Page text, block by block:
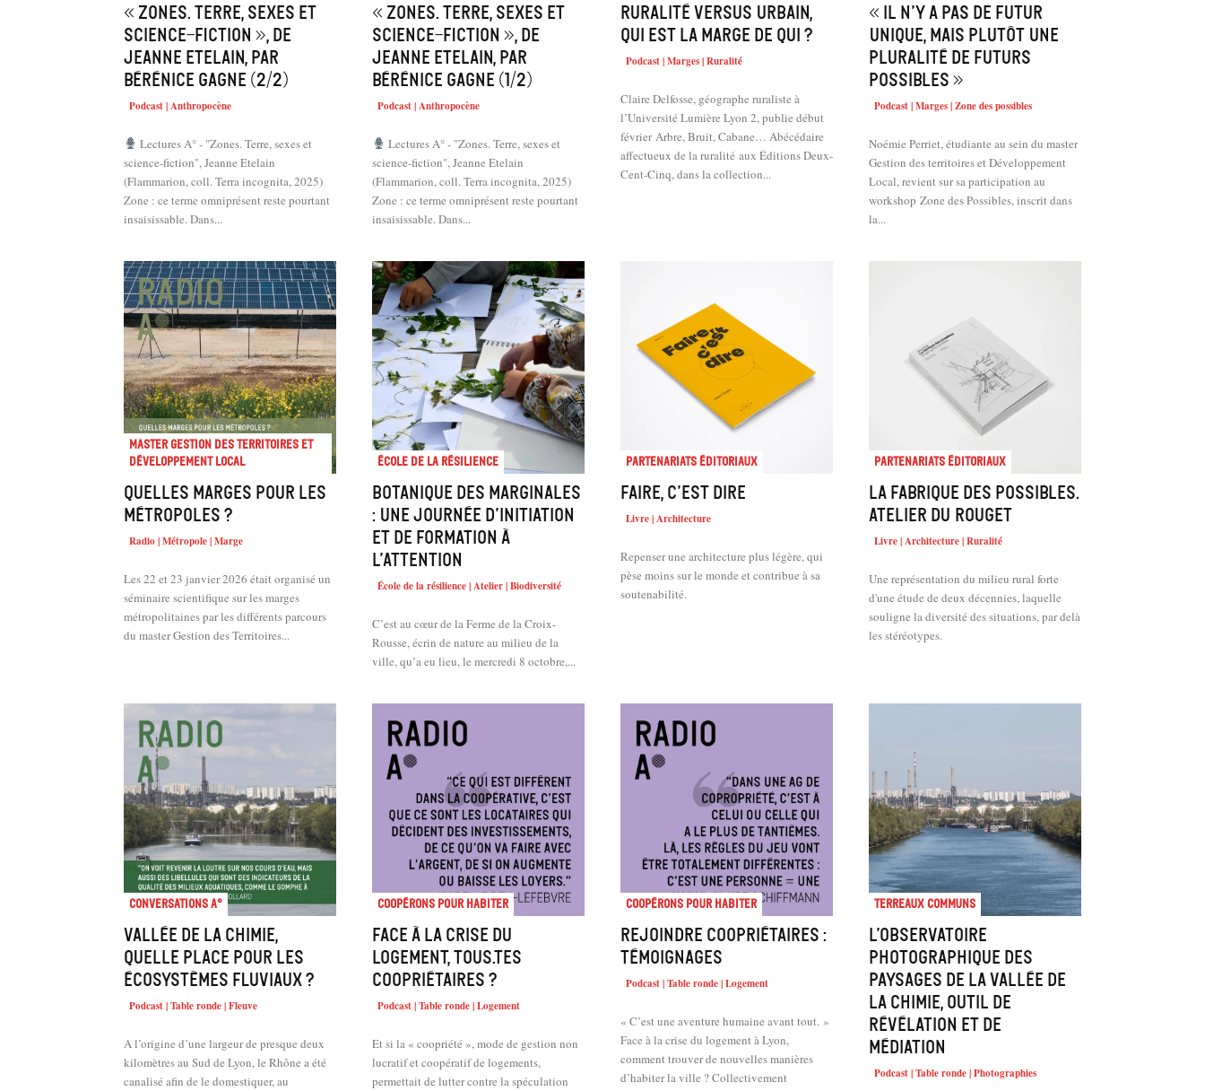
« Zones. Terre, sexes et
science-fiction », de
Jeanne Etelain, par
Bérénice Gagne (2/2)
Podcast | Anthropocène
Lectures A° - "Zones. Terre, sexes et
science-fiction", Jeanne Etelain
(Flammarion, coll. Terra incognita, 2025)
Zone : ce terme omniprésent reste pourtant
insaisissable. Dans...
« Zones. Terre, sexes et
science-fiction », de
Jeanne Etelain, par
Bérénice Gagne (1/2)
Podcast | Anthropocène
Lectures A° - "Zones. Terre, sexes et
science-fiction", Jeanne Etelain
(Flammarion, coll. Terra incognita, 2025)
Zone : ce terme omniprésent reste pourtant
insaisissable. Dans...
Ruralité versus urbain,
qui est la marge de qui ?
Podcast | Marges | Ruralité
Claire Delfosse, géographe ruraliste à
l’Université Lumière Lyon 2, publie début
février Arbre, Bruit, Cabane… Abécédaire
affectueux de la ruralité aux Éditions Deux-
Cent-Cinq, dans la collection...
« Il n’y a pas de futur
unique, mais plutôt une
pluralité de futurs
possibles »
Podcast | Marges | Zone des possibles
Noémie Perriet, étudiante au sein du master
Gestion des territoires et Développement
Local, revient sur sa participation au
workshop Zone des Possibles, inscrit dans
la...
Master Gestion des territoires et
développement local
Quelles marges pour les
métropoles ?
Radio | Métropole | Marge
Les 22 et 23 janvier 2026 était organisé un
séminaire scientifique sur les marges
métropolitaines par les différents parcours
du master Gestion des Territoires...
École de la résilience
Botanique des marginales
: une journée d’initiation
et de formation à
l’attention
École de la résilience | Atelier | Biodiversité
C’est au cœur de la Ferme de la Croix-
Rousse, écrin de nature au milieu de la
ville, qu’a eu lieu, le mercredi 8 octobre,...
Partenariats éditoriaux
Faire, c’est dire
Livre | Architecture
Repenser une architecture plus légère, qui
pèse moins sur le monde et contribue à sa
soutenabilité.
Partenariats éditoriaux
La fabrique des possibles.
Atelier du Rouget
Livre | Architecture | Ruralité
Une représentation du milieu rural forte
d'une étude de deux décennies, laquelle
souligne la diversité des situations, par delà
les stéréotypes.
Conversations A°
Vallée de la chimie,
quelle place pour les
écosystèmes fluviaux ?
Podcast | Table ronde | Fleuve
A l’origine d’une largeur de presque deux
kilomètres au Sud de Lyon, le Rhône a été
canalisé afin de le domestiquer, au
Coopérons pour habiter
Face à la crise du
logement, tous.tes
coopriétaires ?
Podcast | Table ronde | Logement
Et si la « coopriété », mode de gestion non
lucratif et coopératif de logements,
permettait de lutter contre la spéculation
Coopérons pour habiter
Rejoindre Coopriétaires :
témoignages
Podcast | Table ronde | Logement
« C’est une aventure humaine avant tout. »
Face à la crise du logement à Lyon,
comment trouver de nouvelles manières
d’habiter la ville ? Collectivement
Terreaux Communs
L’observatoire
photographique des
Paysages de la Vallée de
la Chimie, outil de
révélation et de
médiation
Podcast | Table ronde | Photographies